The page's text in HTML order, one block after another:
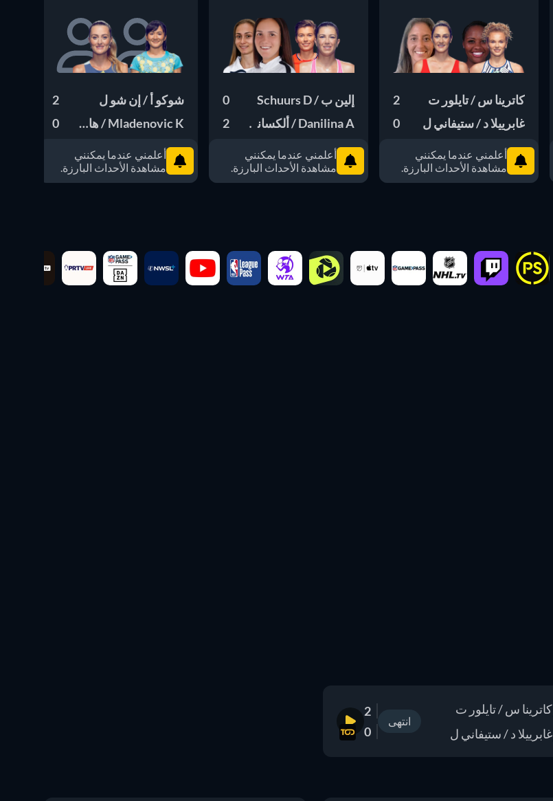
كاترينا س / تايلور ت
2
غابرييلا د / ستيفاني ل
0
أعلمني عندما يمكنني
مشاهدة الأحداث البارزة.
إلين ب / Schuurs D
0
Danilina A / ألكساندرا ك
2
أعلمني عندما يمكنني
مشاهدة الأحداث البارزة.
شوكو أ / إن شو ل
2
Mladenovic K / هانيو غ
0
أعلمني عندما يمكنني
مشاهدة الأحداث البارزة.
كاترينا س / تايلور ت
غابرييلا د / ستيفاني ل
انتهى
2
0